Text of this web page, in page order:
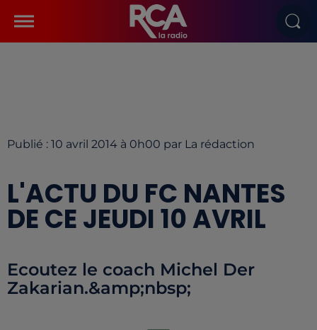
Publié : 10 avril 2014 à 0h00 par La rédaction
L'ACTU DU FC NANTES
DE CE JEUDI 10 AVRIL
Ecoutez le coach Michel Der
Zakarian.&amp;nbsp;